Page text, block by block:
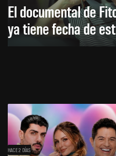
El documental de
ya tiene fecha de
HACE 2 DÍAS